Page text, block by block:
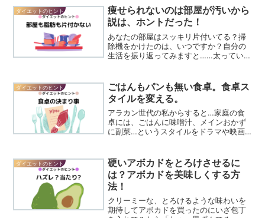
ダイエットのヒント
痩せられないのは部屋が汚いから
説は、ホントだった！
あなたの部屋はスッキリ片付いてる？掃
除機をかけたのは、いつですか？自分の
生活を振り返ってみますと……太っていく
けないし、他人まかせにはできない自分
の体さえ不健康に・雑に...
ダイエットのヒント
ごはんもパンも無い食卓。食卓ス
タイルを変える。
アラカン世代の私からすると…家庭の食
卓には、ごはんに味噌汁、メインおかず
に副菜…というスタイルをドラマや映画
はんと汁とおかずを行き来しながら食べ
ましょう、という食べ方も...
ダイエットのヒント
硬いアボカドをとろけさせるに
は？アボカドを美味しくする方
法！
クリーミーな、とろけるような味わいを
期待してアボカドを買ったのにいざ包丁